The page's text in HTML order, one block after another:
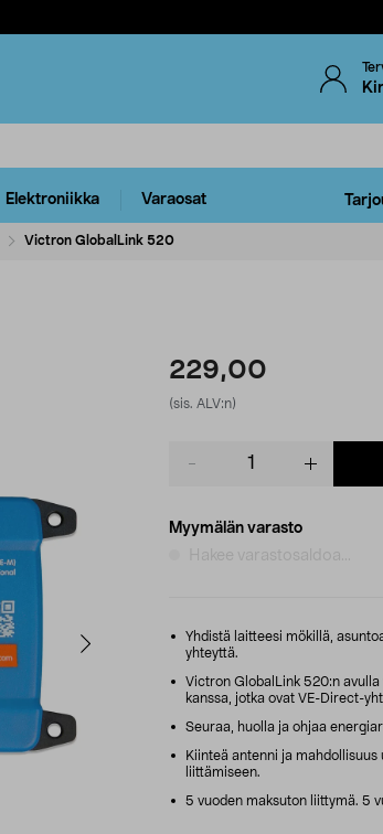
Elektroniikka Varaosat
Victron GlobalLink 520
229,00
(sis. ALV:n)
Myymälän varasto
Hakee varastosaldoa...
Yhdistä laitteesi mökillä,
yhteyttä.
Victron GlobalLink 520:n
kanssa, jotka ovat VE-Direct-
Seuraa, huolla ja ohjaa
Kiinteä antenni ja mahdollisuus
liittämiseen.
5 vuoden maksuton liittymä. 5